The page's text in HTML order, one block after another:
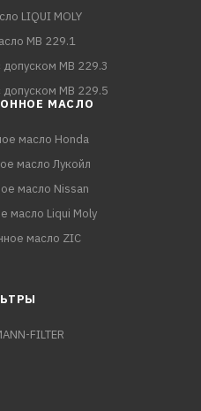
LIQUI MOLY
MB 229.1
MB 229.3
MB 229.5
МАСЛО
масло Honda
масло Лукойл
масло Nissan
масло Liqui Moly
масло ZIC
FILTER